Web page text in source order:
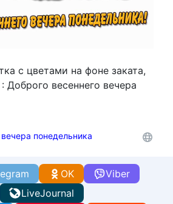
с цветами на фоне заката,
Доброго весеннего вечера
понедельника
Viber
OK
LiveJournal